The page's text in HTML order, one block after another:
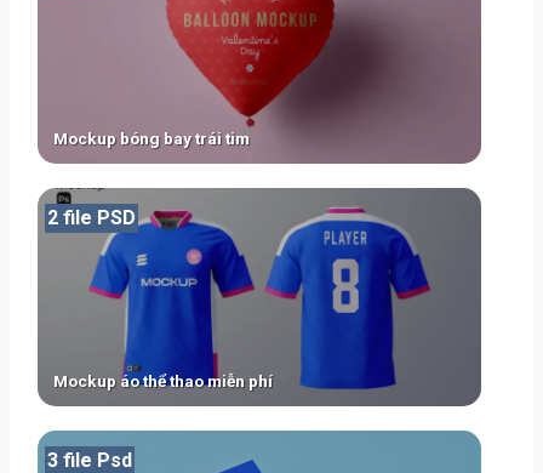
Mockup bóng bay trái tim
Mockup áo thể thao miễn phí
2 file PSD
3 file Psd